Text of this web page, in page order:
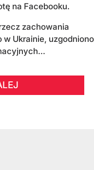
na Facebooku.
zachowania
w Ukrainie, uzgodniono